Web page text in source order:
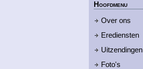
Hoofdmenu
Over ons
Erediensten
Uitzendingen
Foto's